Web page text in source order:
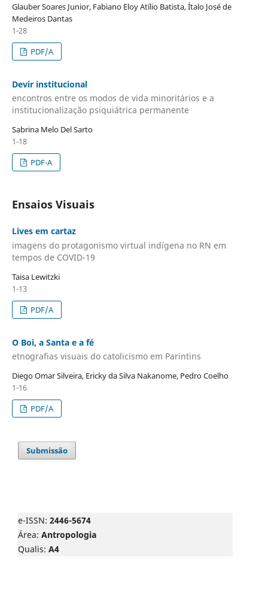
Glauber Soares Junior, Fabiano Eloy Atílio Batista, Ítalo José de
Medeiros Dantas
1-28
PDF/A
Devir institucional
encontros entre os modos de vida minoritários e a
institucionalização psiquiátrica permanente
Sabrina Melo Del Sarto
1-18
PDF-A
Ensaios Visuais
Lives em cartaz
imagens do protagonismo virtual indígena no RN em
tempos de COVID-19
Taisa Lewitzki
1-13
PDF/A
O Boi, a Santa e a fé
etnografias visuais do catolicismo em Parintins
Diego Omar Silveira, Ericky da Silva Nakanome, Pedro Coelho
1-16
PDF/A
Submissão
e-ISSN: 2446-5674
Área: Antropologia
Qualis: A4